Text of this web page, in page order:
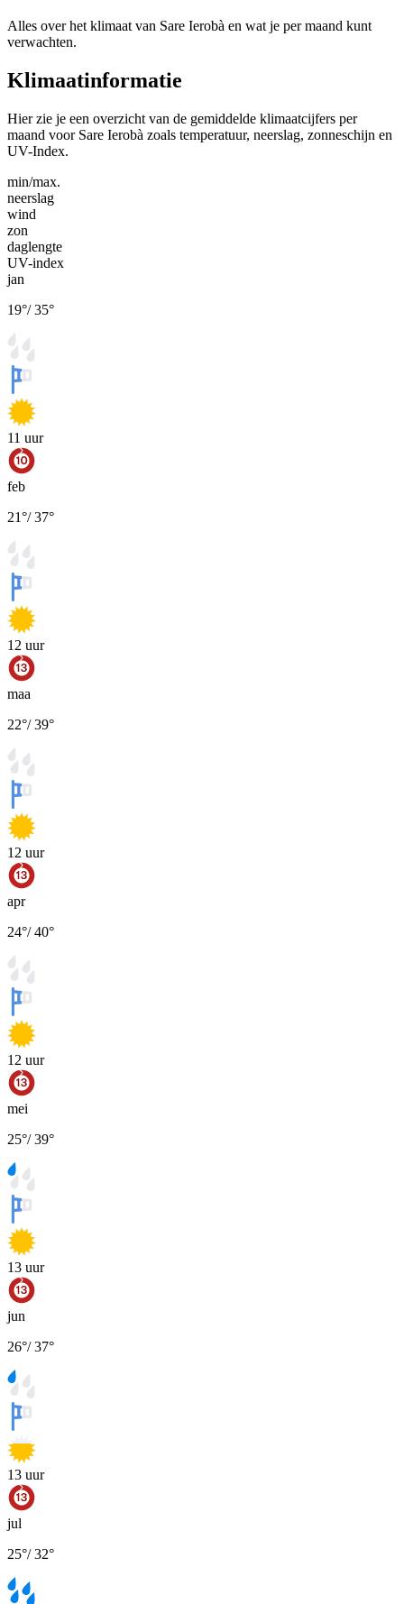
Alles over het klimaat van Sare Ierobà en wat je per maand kunt
verwachten.
Klimaatinformatie
Hier zie je een overzicht van de gemiddelde klimaatcijfers per
maand voor Sare Ierobà zoals temperatuur, neerslag, zonneschijn en
UV-Index.
min/max.
neerslag
wind
zon
daglengte
UV-index
jan
19°/35°
11 uur
feb
21°/37°
12 uur
maa
22°/39°
12 uur
apr
24°/40°
12 uur
mei
25°/39°
13 uur
jun
26°/37°
13 uur
jul
25°/32°